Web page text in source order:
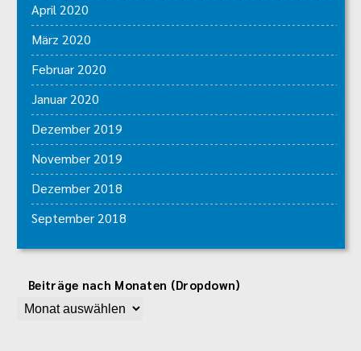
April 2020
März 2020
Februar 2020
Januar 2020
Dezember 2019
November 2019
Dezember 2018
September 2018
Beiträge nach Monaten (Dropdown)